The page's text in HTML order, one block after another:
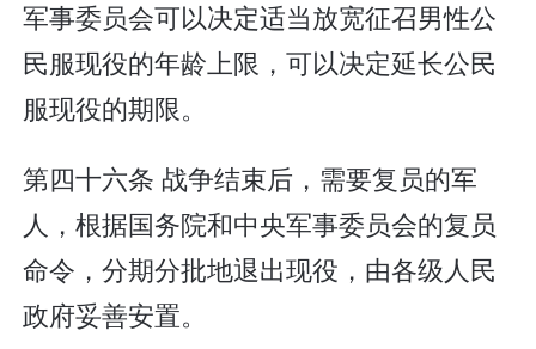
军事委员会可以决定适当放宽征召男性公
民服现役的年龄上限，可以决定延长公民
服现役的期限。
第四十六条 战争结束后，需要复员的军
人，根据国务院和中央军事委员会的复员
命令，分期分批地退出现役，由各级人民
政府妥善安置。